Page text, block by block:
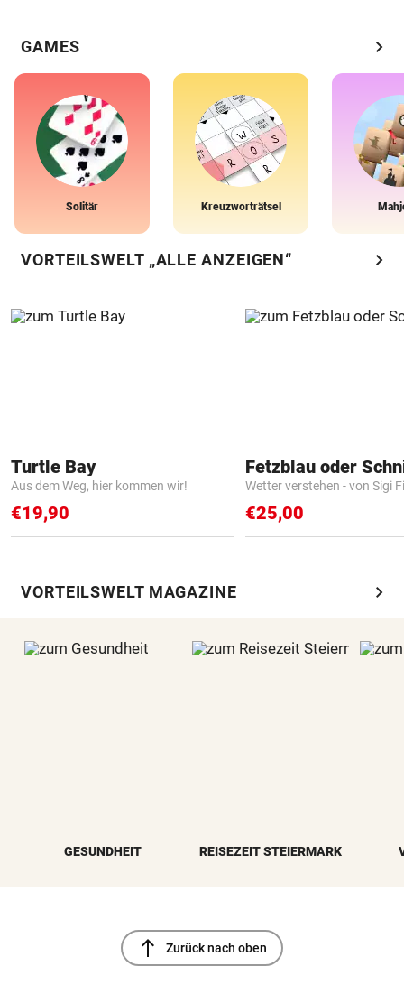
GAMES chevron_right
Solitär Kreuzworträtsel
VORTEILSWELT „ALLE ANZEIGEN“ chevron_right
Turtle Bay
Aus dem Weg, hier kommen wir!
€19,90
Fetzblau oder
Wetter verstehen - von Sigi
€25,00
VORTEILSWELT MAGAZINE chevron_right
GESUNDHEIT REISEZEIT STEIERMARK
north Zurück nach oben